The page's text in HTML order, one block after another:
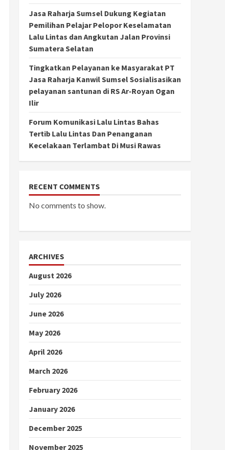
Jasa Raharja Sumsel Dukung Kegiatan
Pemilihan Pelajar Pelopor Keselamatan
Lalu Lintas dan Angkutan Jalan Provinsi
Sumatera Selatan
Tingkatkan Pelayanan ke Masyarakat PT
Jasa Raharja Kanwil Sumsel Sosialisasikan
pelayanan santunan di RS Ar-Royan Ogan
Ilir
Forum Komunikasi Lalu Lintas Bahas
Tertib Lalu Lintas Dan Penanganan
Kecelakaan Terlambat Di Musi Rawas
RECENT COMMENTS
No comments to show.
ARCHIVES
August 2026
July 2026
June 2026
May 2026
April 2026
March 2026
February 2026
January 2026
December 2025
November 2025